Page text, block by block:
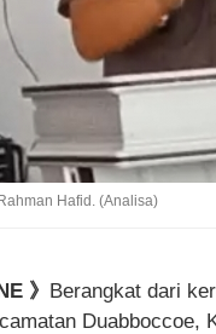
Hafid. (Analisa)
》 Berangkat dari
Duabboccoe,